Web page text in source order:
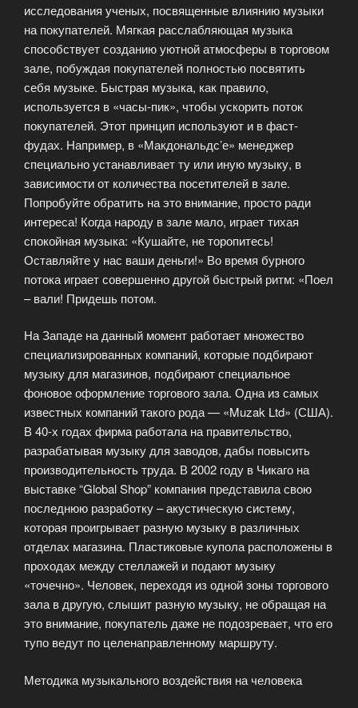
исследования ученых, посвященные влиянию музыки
на покупателей. Мягкая расслабляющая музыка
способствует созданию уютной атмосферы в торговом
зале, побуждая покупателей полностью посвятить
себя музыке. Быстрая музыка, как правило,
используется в «часы-пик», чтобы ускорить поток
покупателей. Этот принцип используют и в фаст-
фудах. Например, в «Макдональдс’е» менеджер
специально устанавливает ту или иную музыку, в
зависимости от количества посетителей в зале.
Попробуйте обратить на это внимание, просто ради
интереса! Когда народу в зале мало, играет тихая
спокойная музыка: «Кушайте, не торопитесь!
Оставляйте у нас ваши деньги!» Во время бурного
потока играет совершенно другой быстрый ритм: «Поел
– вали! Придешь потом.
На Западе на данный момент работает множество
специализированных компаний, которые подбирают
музыку для магазинов, подбирают специальное
фоновое оформление торгового зала. Одна из самых
известных компаний такого рода — «Muzak Ltd» (США).
В 40-х годах фирма работала на правительство,
разрабатывая музыку для заводов, дабы повысить
производительность труда. В 2002 году в Чикаго на
выставке “Global Shop” компания представила свою
последнюю разработку – акустическую систему,
которая проигрывает разную музыку в различных
отделах магазина. Пластиковые купола расположены в
проходах между стеллажей и подают музыку
«точечно». Человек, переходя из одной зоны торгового
зала в другую, слышит разную музыку, не обращая на
это внимание, покупатель даже не подозревает, что его
тупо ведут по целенаправленному маршруту.
Методика музыкального воздействия на человека